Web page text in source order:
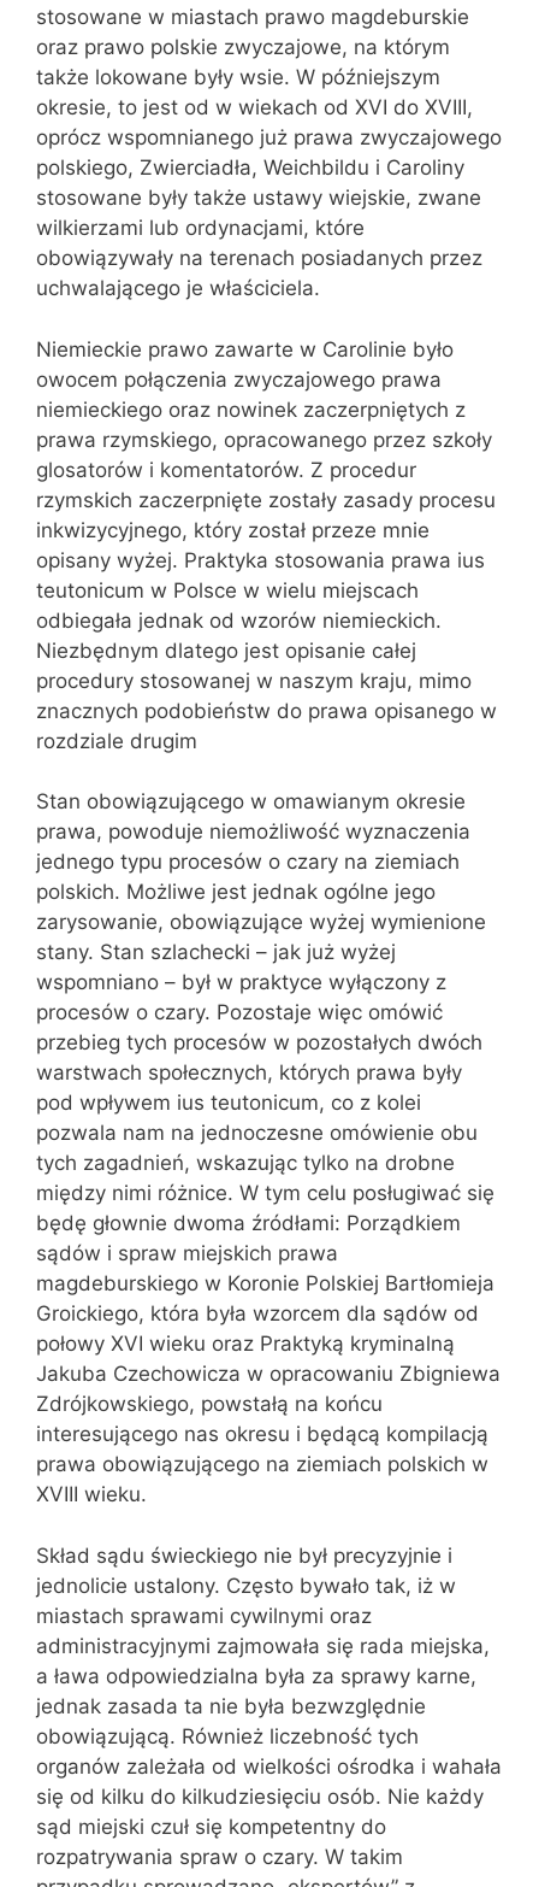
stosowane w miastach prawo magdeburskie
oraz prawo polskie zwyczajowe, na którym
także lokowane były wsie. W późniejszym
okresie, to jest od w wiekach od XVI do XVIII,
oprócz wspomnianego już prawa zwyczajowego
polskiego, Zwierciadła, Weichbildu i Caroliny
stosowane były także ustawy wiejskie, zwane
wilkierzami lub ordynacjami, które
obowiązywały na terenach posiadanych przez
uchwalającego je właściciela.
Niemieckie prawo zawarte w Carolinie było
owocem połączenia zwyczajowego prawa
niemieckiego oraz nowinek zaczerpniętych z
prawa rzymskiego, opracowanego przez szkoły
glosatorów i komentatorów. Z procedur
rzymskich zaczerpnięte zostały zasady procesu
inkwizycyjnego, który został przeze mnie
opisany wyżej. Praktyka stosowania prawa ius
teutonicum w Polsce w wielu miejscach
odbiegała jednak od wzorów niemieckich.
Niezbędnym dlatego jest opisanie całej
procedury stosowanej w naszym kraju, mimo
znacznych podobieństw do prawa opisanego w
rozdziale drugim
Stan obowiązującego w omawianym okresie
prawa, powoduje niemożliwość wyznaczenia
jednego typu procesów o czary na ziemiach
polskich. Możliwe jest jednak ogólne jego
zarysowanie, obowiązujące wyżej wymienione
stany. Stan szlachecki – jak już wyżej
wspomniano – był w praktyce wyłączony z
procesów o czary. Pozostaje więc omówić
przebieg tych procesów w pozostałych dwóch
warstwach społecznych, których prawa były
pod wpływem ius teutonicum, co z kolei
pozwala nam na jednoczesne omówienie obu
tych zagadnień, wskazując tylko na drobne
między nimi różnice. W tym celu posługiwać się
będę głownie dwoma źródłami: Porządkiem
sądów i spraw miejskich prawa
magdeburskiego w Koronie Polskiej Bartłomieja
Groickiego, która była wzorcem dla sądów od
połowy XVI wieku oraz Praktyką kryminalną
Jakuba Czechowicza w opracowaniu Zbigniewa
Zdrójkowskiego, powstałą na końcu
interesującego nas okresu i będącą kompilacją
prawa obowiązującego na ziemiach polskich w
XVIII wieku.
Skład sądu świeckiego nie był precyzyjnie i
jednolicie ustalony. Często bywało tak, iż w
miastach sprawami cywilnymi oraz
administracyjnymi zajmowała się rada miejska,
a ława odpowiedzialna była za sprawy karne,
jednak zasada ta nie była bezwzględnie
obowiązującą. Również liczebność tych
organów zależała od wielkości ośrodka i wahała
się od kilku do kilkudziesięciu osób. Nie każdy
sąd miejski czuł się kompetentny do
rozpatrywania spraw o czary. W takim